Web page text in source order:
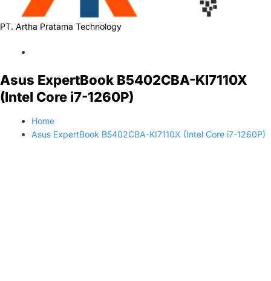
PT. Artha Pratama Technology
Asus ExpertBook B5402CBA-KI7110X
(Intel Core i7-1260P)
Home
Asus ExpertBook B5402CBA-KI7110X (Intel Core i7-1260P)